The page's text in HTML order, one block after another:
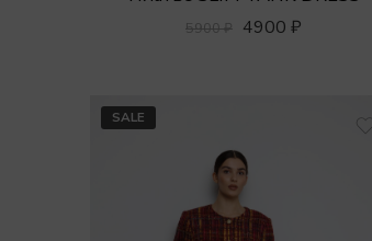
5900₽ 4900 ₽
SALE